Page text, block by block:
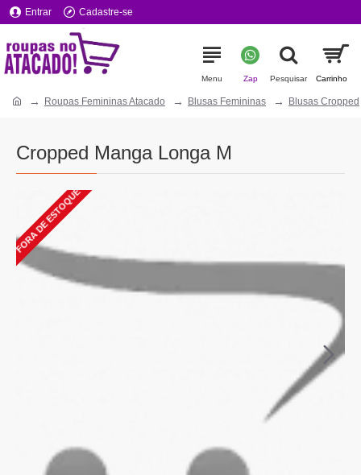
Entrar Cadastre-se
Roupas Femininas Atacado Blusas Femininas Blusas Cropped
Cropped Manga Longa M
FORA DE ESTOQUE